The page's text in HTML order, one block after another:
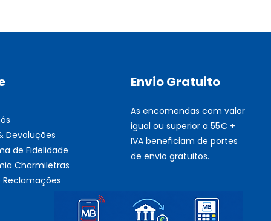
Devoluções
de Fidelidade
Charmiletras
Reclamações
Envio Gratuito
As encomendas com valor
igual ou superior a 55€ +
IVA beneficiam de portes
de envio gratuitos.